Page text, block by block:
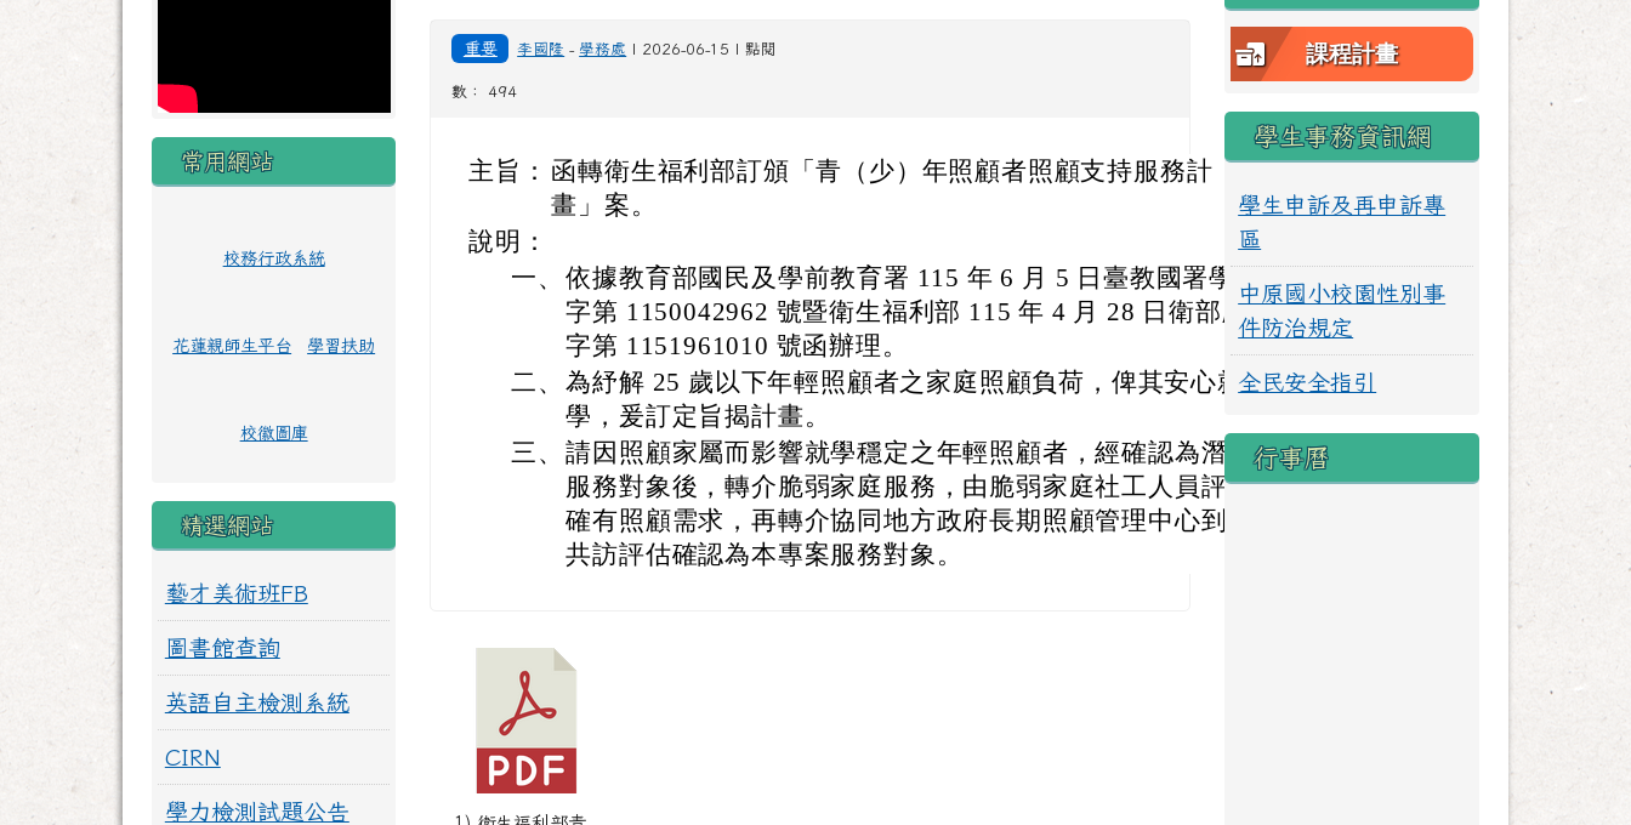
常用網站
校務行政系統
花蓮親師生平台 學習扶助
校徽圖庫
精選網站
藝才美術班FB
圖書館查詢
英語自主檢測系統
CIRN
學力檢測試題公告
重要 李國隆 - 學務處 | 2026-06-15 | 點閱
數： 494
主旨： 函轉衛生福利部訂頒「青（少）年照顧者照顧支持服務計
畫」案。
說明：
一、 依據教育部國民及學前教育署 115 年 6 月 5 日臺教國署學
字第 1150042962 號暨衛生福利部 115 年 4 月 28 日衛部顧
字第 1151961010 號函辦理。
二、 為紓解 25 歲以下年輕照顧者之家庭照顧負荷，俾其安心就
學，爰訂定旨揭計畫。
三、 請因照顧家屬而影響就學穩定之年輕照顧者，經確認為潛在
服務對象後，轉介脆弱家庭服務，由脆弱家庭社工人員評估
確有照顧需求，再轉介協同地方政府長期照顧管理中心到宅
共訪評估確認為本專案服務對象。
課程計畫
學生事務資訊網
學生申訴及再申訴專
區
中原國小校園性別事
件防治規定
全民安全指引
行事曆